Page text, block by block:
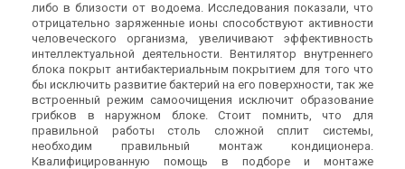
либо в близости от водоема. Исследования показали, что
отрицательно заряженные ионы способствуют активности
человеческого организма, увеличивают эффективность
интеллектуальной деятельности. Вентилятор внутреннего
блока покрыт антибактериальным покрытием для того что
бы исключить развитие бактерий на его поверхности, так же
встроенный режим самоочищения исключит образование
грибков в наружном блоке. Стоит помнить, что для
правильной работы столь сложной сплит системы,
необходим правильный монтаж кондиционера.
Квалифицированную помощь в подборе и монтаже